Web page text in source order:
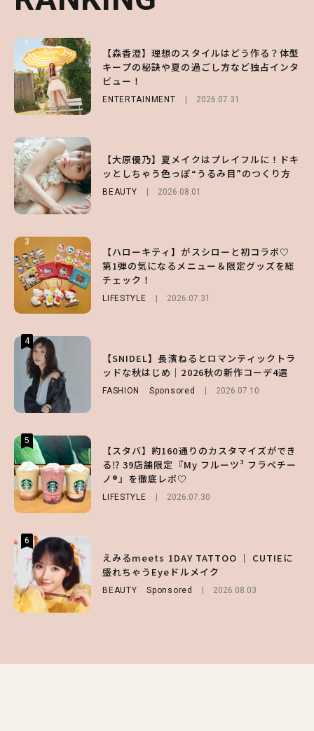
1
【森香澄】理想のスタイルはどう作る？体型
キープの秘訣や夏の過ごし方など独占インタ
ビュー！
ENTERTAINMENT 2026.07.31
2
【大原優乃】夏メイクはプレイフルに！ドキ
ッとしちゃう色っぽ“うるみ目”のつくり方
BEAUTY 2026.08.01
3
【ハローキティ】がスシローと初コラボ♡
第1弾の気になるメニュー＆限定グッズを総
チェック！
LIFESTYLE 2026.07.31
4
【SNIDEL】長濱ねるとロマンティックトラ
ッドな秋はじめ｜2026秋の新作コーデ4選
FASHION Sponsored 2026.07.10
5
【スタバ】約160通りのカスタマイズができ
る⁉ 39店舗限定『My フルーツ³ フラペチー
ノ®』を徹底レポ♡
LIFESTYLE 2026.07.30
6
えみるmeets 1DAY TATTOO ｜ CUTIEに
盛れちゃうEyeドルメイク
BEAUTY Sponsored 2026.08.03
1
【ハローキティ】がスシローと初コラボ♡
第1弾の気になるメニュー＆限定グッズを総
チェック！
LIFESTYLE 2026.07.31
2
【齋藤飛鳥】人生初のロブに！「意外としっ
くりくるし、すごく新鮮で心地いい」ヘアカ
ットの様子を独占でお届け♡
ENTERTAINMENT
3
【スタバ】約160通りのカスタマイズができ
る⁉ 39店舗限定『My フルーツ³ フラペチー
ノ®』を徹底レポ♡
LIFESTYLE 2026.07.30
4
【大原優乃】夏メイクはプレイフルに！ドキ
ッとしちゃう色っぽ“うるみ目”のつくり方
BEAUTY 2026.08.01
5
【SNIDEL】長濱ねるとロマンティックトラ
ッドな秋はじめ｜2026秋の新作コーデ4選
6
【ALD1】グループの魅力＆素顔に迫る♡ 一
問一答をお届け！【sweet web独占】
ENTERTAINMENT 2026.08.03
1
【SNIDEL】長濱ねるとロマンティックトラ
ッドな秋はじめ｜2026秋の新作コーデ4選
2
【付録】総柄ハローキティが可愛すぎ♡ 紀
ノ国屋コラボの“優秀保冷バッグ”は夏の強
い味方！【オトナミューズ9月号増刊】
3
【谷まりあ】夏は“シアースカート”でさり
げなく肌見せ！透け感のニュアンスを楽しめ
るマストハブアイテム4選
FASHION 2026.07.19
4
【夏ヘアのくずれ・うねりに】ヘアメイク夢
月直伝♡ ドライシャンプー「バティスト」
を使ったプロ級スタイリング3選
Sponsored
5
【ハローキティ】がスシローと初コラボ♡
第1弾の気になるメニュー＆限定グッズを総
チェック！
LIFESTYLE 2026.07.31
6
ー＆可愛すぎる「大人の肌見せ」トップス3
選
2026.07.19